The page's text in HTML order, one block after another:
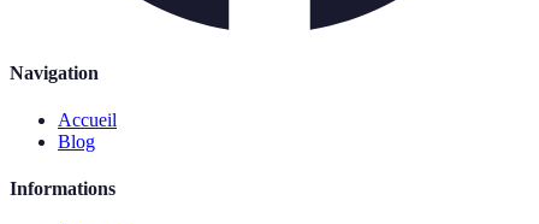
Navigation
Accueil
Blog
Informations